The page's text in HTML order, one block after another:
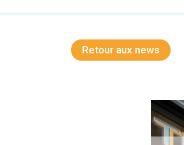
Retour aux news